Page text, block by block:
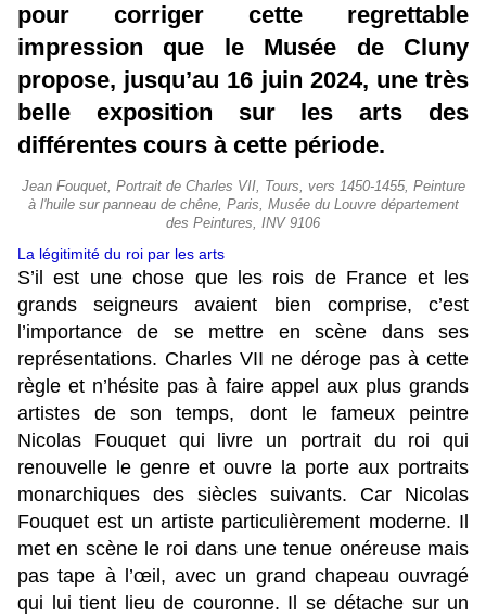
pour corriger cette regrettable
impression que le Musée de Cluny
propose, jusqu’au 16 juin 2024, une très
belle exposition sur les arts des
différentes cours à cette période.
Jean Fouquet, Portrait de Charles VII, Tours, vers 1450-1455, Peinture
à l'huile sur panneau de chêne, Paris, Musée du Louvre département
des Peintures, INV 9106
La légitimité du roi par les arts
S’il est une chose que les rois de France et les
grands seigneurs avaient bien comprise, c’est
l’importance de se mettre en scène dans ses
représentations. Charles VII ne déroge pas à cette
règle et n’hésite pas à faire appel aux plus grands
artistes de son temps, dont le fameux peintre
Nicolas Fouquet qui livre un portrait du roi qui
renouvelle le genre et ouvre la porte aux portraits
monarchiques des siècles suivants. Car Nicolas
Fouquet est un artiste particulièrement moderne. Il
met en scène le roi dans une tenue onéreuse mais
pas tape à l’œil, avec un grand chapeau ouvragé
qui lui tient lieu de couronne. Il se détache sur un